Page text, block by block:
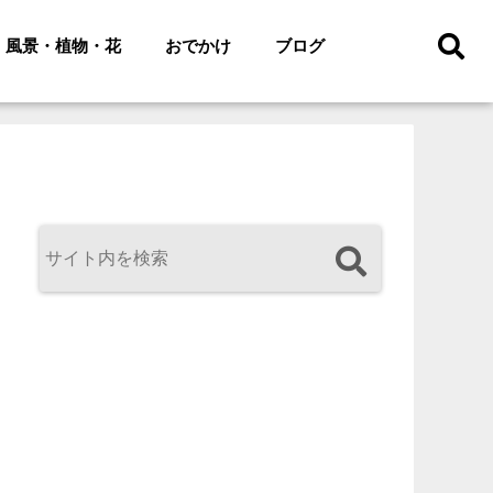
風景・植物・花 おでかけ ブログ